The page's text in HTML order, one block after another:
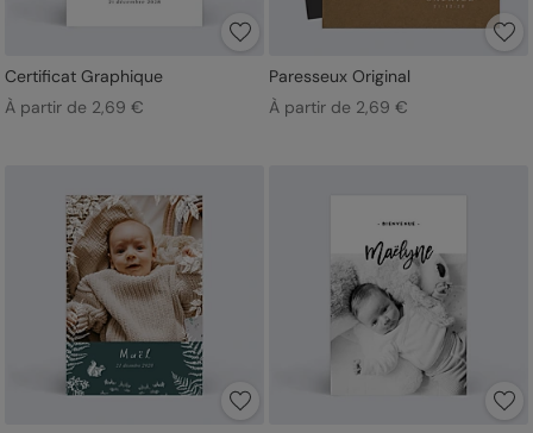
Certificat Graphique
À partir de 2,69 €
Paresseux Original
À partir de 2,69 €